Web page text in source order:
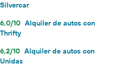
Silvercar
6,0/10 Alquiler de autos con
Thrifty
6,2/10 Alquiler de autos con
Unidas